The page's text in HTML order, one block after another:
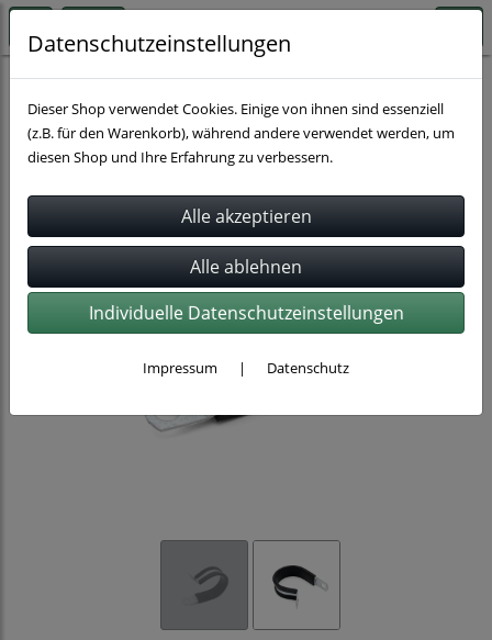
Rohrbefestigung
Datenschutzeinstellungen
Dieser Shop verwendet Cookies. Einige von ihnen sind essenziell
(z.B. für den Warenkorb), während andere verwendet werden, um
diesen Shop und Ihre Erfahrung zu verbessern.
Individuelle Datenschutzeinstellungen
Impressum | Datenschutz